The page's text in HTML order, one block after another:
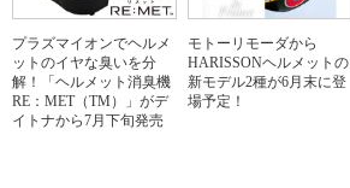
プラズマイオンでヘルメ
ットのイヤな臭いを分
解！「ヘルメット消臭機
RE：MET（TM）」がデ
イトナから7月下旬発売
モトーリモーダから
HARISSONヘルメットの
新モデル2種が6月末に登
場予定！